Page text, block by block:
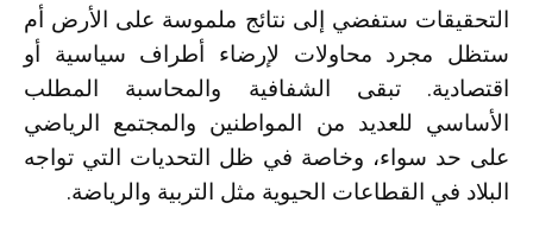
التحقيقات ستفضي إلى نتائج ملموسة على الأرض أم
ستظل مجرد محاولات لإرضاء أطراف سياسية أو
اقتصادية. تبقى الشفافية والمحاسبة المطلب
الأساسي للعديد من المواطنين والمجتمع الرياضي
على حد سواء، وخاصة في ظل التحديات التي تواجه
البلاد في القطاعات الحيوية مثل التربية والرياضة.